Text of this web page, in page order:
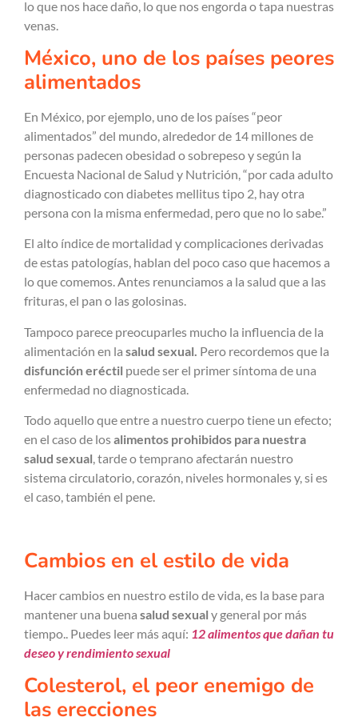
lo que nos hace daño, lo que nos engorda o tapa nuestras
venas.
México, uno de los países peores
alimentados
En México, por ejemplo, uno de los países “peor
alimentados” del mundo, alrededor de 14 millones de
personas padecen obesidad o sobrepeso y según la
Encuesta Nacional de Salud y Nutrición, “por cada adulto
diagnosticado con diabetes mellitus tipo 2, hay otra
persona con la misma enfermedad, pero que no lo sabe.”
El alto índice de mortalidad y complicaciones derivadas
de estas patologías, hablan del poco caso que hacemos a
lo que comemos. Antes renunciamos a la salud que a las
frituras, el pan o las golosinas.
Tampoco parece preocuparles mucho la influencia de la
alimentación en la salud sexual. Pero recordemos que la
disfunción eréctil puede ser el primer síntoma de una
enfermedad no diagnosticada.
Todo aquello que entre a nuestro cuerpo tiene un efecto;
en el caso de losalimentos prohibidos para nuestra
salud sexual, tarde o temprano afectarán nuestro
sistema circulatorio, corazón, niveles hormonales y, si es
el caso, también el pene.
Cambios en el estilo de vida
Hacer cambios en nuestro estilo de vida, es la base para
mantener una buena salud sexual y general por más
tiempo.. Puedes leer más aquí: 12 alimentos que dañan tu
deseo y rendimiento sexual
Colesterol, el peor enemigo de
las erecciones